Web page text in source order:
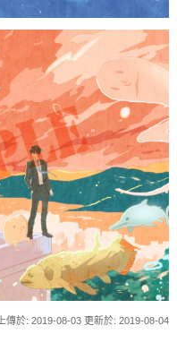
上傳於: 2019-08-03 更新於: 2019-08-04